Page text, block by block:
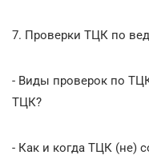
7. Проверки ТЦК по
- Виды проверок по
ТЦК?
- Как и когда ТЦК (не)